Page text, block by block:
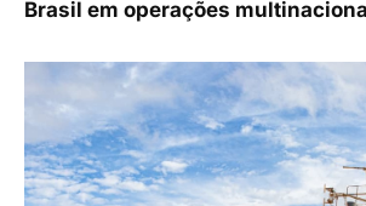
Brasil em operações